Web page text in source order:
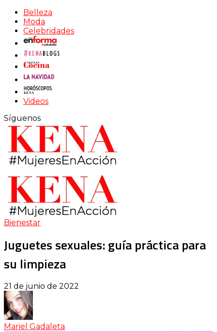
Belleza
Moda
Celebridades
Videos
Síguenos
Bienestar
Juguetes sexuales: guía práctica para
su limpieza
21 de junio de 2022
Mariel Gadaleta